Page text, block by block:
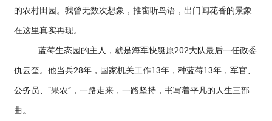
的农村田园。我曾无数次想象，推窗听鸟语，出门闻花香的景象
在这里真实再现。
蓝莓生态园的主人，就是海军快艇原202大队最后一任政委
仇云奎。他当兵28年，国家机关工作13年，种蓝莓13年，军官、
公务员、“果农”，一路走来，一路坚持，书写着平凡的人生三部
曲。